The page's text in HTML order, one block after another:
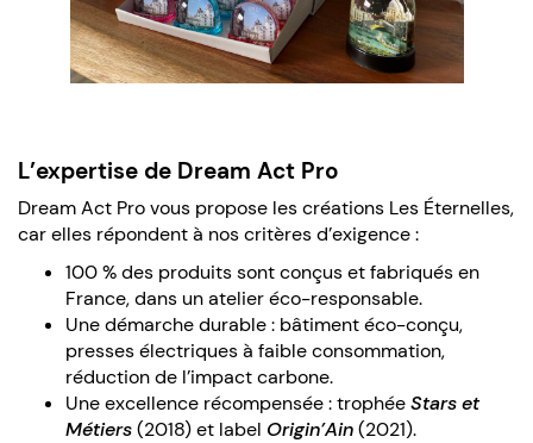
L’expertise de Dream Act Pro
Dream Act Pro vous propose les créations Les Éternelles,
car elles répondent à nos critères d’exigence :
100 % des produits sont conçus et fabriqués en
France, dans un atelier éco-responsable.
Une démarche durable : bâtiment éco-conçu,
presses électriques à faible consommation,
réduction de l’impact carbone.
Une excellence récompensée : trophéeStars et
Métiers(2018) et label Origin’Ain(2021).